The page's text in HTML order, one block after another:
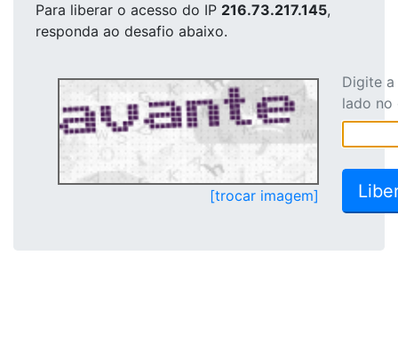
Para liberar o acesso do IP 216.73.217.145,
responda ao desafio abaixo.
[trocar imagem]
Digite
lado no